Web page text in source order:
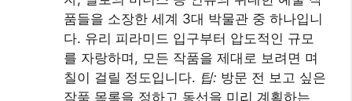
품들을 소장한 세계 3대 박물관 중 하나입니
다. 유리 피라미드 입구부터 압도적인 규모
를 자랑하며, 모든 작품을 제대로 보려면 며
칠이 걸릴 정도입니다. 팁: 방문 전 보고 싶은
작품 목록을 정하고 동선을 미리 계획하는